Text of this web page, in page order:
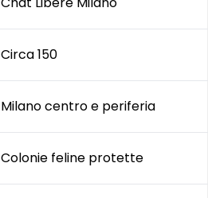
Circa 150
Milano centro e periferia
Colonie feline protette